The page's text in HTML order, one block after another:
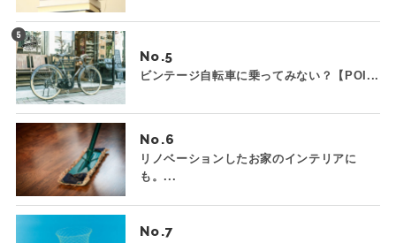
No.
ビンテージ自転車に乗ってみない？【POI...
No.
リノベーションしたお家のインテリアに
も。...
No.